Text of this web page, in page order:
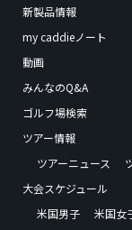
新製品情報
my caddieノート
動画
みんなのQ&A
ゴルフ場検索
ツアー情報
ツアーニュース
大会スケジュール
米国男子
米国女